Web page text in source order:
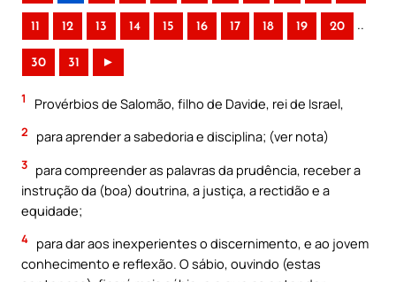
11 12 13 14 15 16 17 18 19 20 ..
30 31 ►
1 Provérbios de Salomão, filho de Davide, rei de Israel,
2 para aprender a sabedoria e disciplina; (ver nota)
3 para compreender as palavras da prudência, receber a
instrução da (boa) doutrina, a justiça, a rectidão e a
equidade;
4 para dar aos inexperientes o discernimento, e ao jovem
conhecimento e reflexão. O sábio, ouvindo (estas